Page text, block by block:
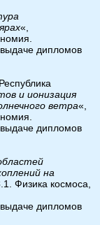
«,
дипломов
и ионизация
ветра«,
дипломов
на
Физика космоса,
дипломов